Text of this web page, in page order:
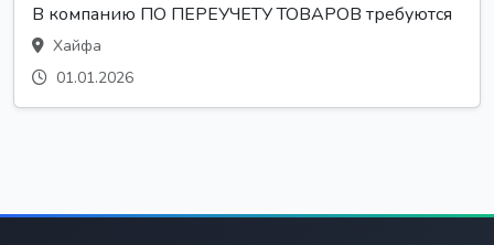
В компанию ПО ПЕРЕУЧЕТУ ТОВАРОВ требуются
Хайфа
01.01.2026